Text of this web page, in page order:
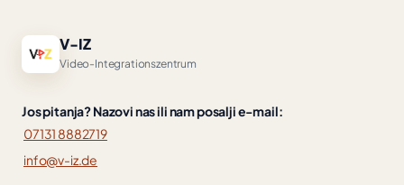
V-IZ
Video-Integrationszentrum
Jos pitanja? Nazovi nas ili nam posalji e-mail:
07131 8882719
info@v-iz.de